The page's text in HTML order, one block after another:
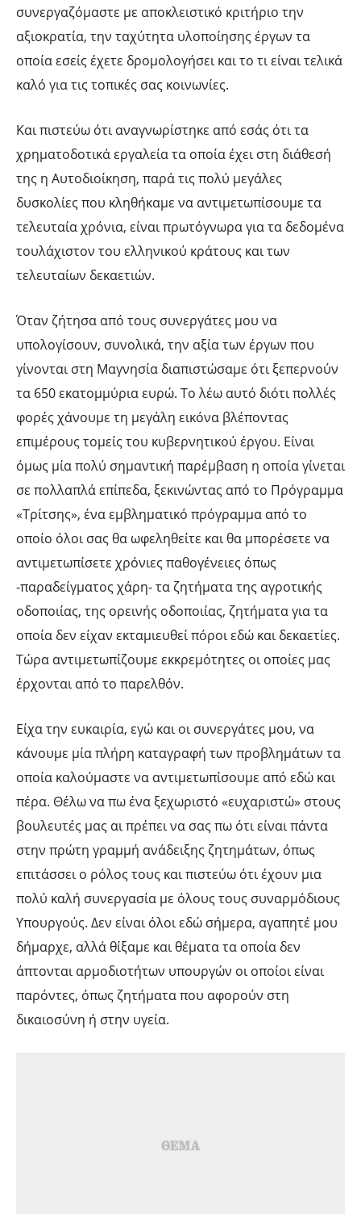
συνεργαζόμαστε με αποκλειστικό κριτήριο την
αξιοκρατία, την ταχύτητα υλοποίησης έργων τα
οποία εσείς έχετε δρομολογήσει και το τι είναι τελικά
καλό για τις τοπικές σας κοινωνίες.
Και πιστεύω ότι αναγνωρίστηκε από εσάς ότι τα
χρηματοδοτικά εργαλεία τα οποία έχει στη διάθεσή
της η Αυτοδιοίκηση, παρά τις πολύ μεγάλες
δυσκολίες που κληθήκαμε να αντιμετωπίσουμε τα
τελευταία χρόνια, είναι πρωτόγνωρα για τα δεδομένα
τουλάχιστον του ελληνικού κράτους και των
τελευταίων δεκαετιών.
Όταν ζήτησα από τους συνεργάτες μου να
υπολογίσουν, συνολικά, την αξία των έργων που
γίνονται στη Μαγνησία διαπιστώσαμε ότι ξεπερνούν
τα 650 εκατομμύρια ευρώ. Το λέω αυτό διότι πολλές
φορές χάνουμε τη μεγάλη εικόνα βλέποντας
επιμέρους τομείς του κυβερνητικού έργου. Είναι
όμως μία πολύ σημαντική παρέμβαση η οποία γίνεται
σε πολλαπλά επίπεδα, ξεκινώντας από το Πρόγραμμα
«Τρίτσης», ένα εμβληματικό πρόγραμμα από το
οποίο όλοι σας θα ωφεληθείτε και θα μπορέσετε να
αντιμετωπίσετε χρόνιες παθογένειες όπως
-παραδείγματος χάρη- τα ζητήματα της αγροτικής
οδοποιίας, της ορεινής οδοποιίας, ζητήματα για τα
οποία δεν είχαν εκταμιευθεί πόροι εδώ και δεκαετίες.
Τώρα αντιμετωπίζουμε εκκρεμότητες οι οποίες μας
έρχονται από το παρελθόν.
Είχα την ευκαιρία, εγώ και οι συνεργάτες μου, να
κάνουμε μία πλήρη καταγραφή των προβλημάτων τα
οποία καλούμαστε να αντιμετωπίσουμε από εδώ και
πέρα. Θέλω να πω ένα ξεχωριστό «ευχαριστώ» στους
βουλευτές μας αι πρέπει να σας πω ότι είναι πάντα
στην πρώτη γραμμή ανάδειξης ζητημάτων, όπως
επιτάσσει ο ρόλος τους και πιστεύω ότι έχουν μια
πολύ καλή συνεργασία με όλους τους συναρμόδιους
Υπουργούς. Δεν είναι όλοι εδώ σήμερα, αγαπητέ μου
δήμαρχε, αλλά θίξαμε και θέματα τα οποία δεν
άπτονται αρμοδιοτήτων υπουργών οι οποίοι είναι
παρόντες, όπως ζητήματα που αφορούν στη
δικαιοσύνη ή στην υγεία.